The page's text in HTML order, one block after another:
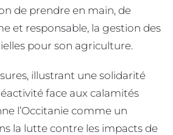
de prendre en main, de
et responsable, la gestion des
pour son agriculture.
illustrant une solidarité
face aux calamités
l’Occitanie comme un
la lutte contre les impacts de